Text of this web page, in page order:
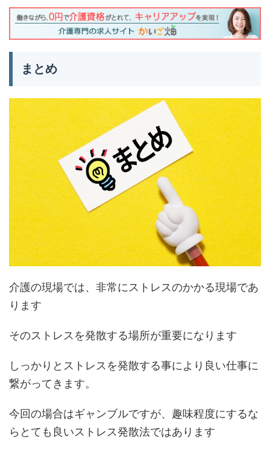
まとめ
介護の現場では、非常にストレスのかかる現場であ
ります
そのストレスを発散する場所が重要になります
しっかりとストレスを発散する事により良い仕事に
繋がってきます。
今回の場合はギャンブルですが、趣味程度にするな
らとても良いストレス発散法ではあります